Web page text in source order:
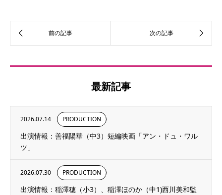
最新記事
2026.07.14 PRODUCTION
出演情報：善福陽華（中3）短編映画「アン・ドュ・ワル
ツ」
2026.07.30 PRODUCTION
出演情報：稲澤穂（小3）、稲澤ほのか（中1)西川美和監